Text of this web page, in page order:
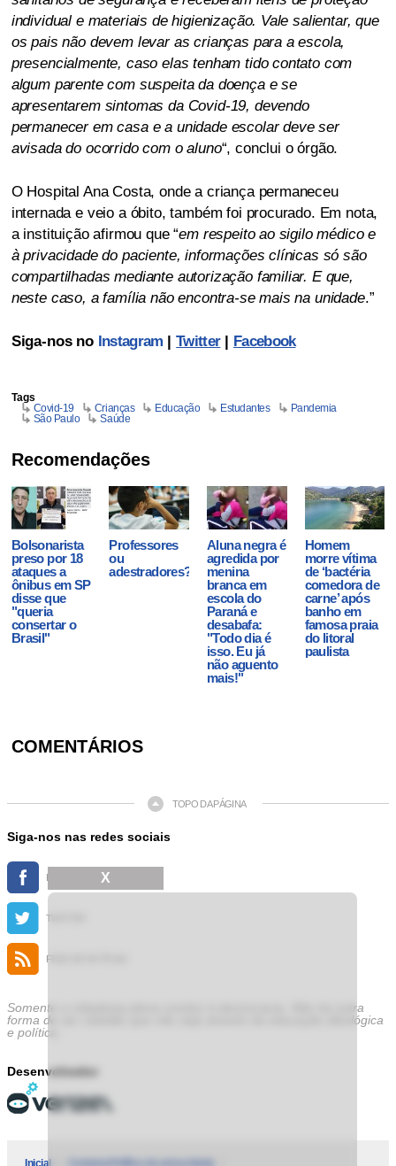
individual e materiais de higienização. Vale salientar, que
os pais não devem levar as crianças para a escola,
presencialmente, caso elas tenham tido contato com
algum parente com suspeita da doença e se
apresentarem sintomas da Covid-19, devendo
permanecer em casa e a unidade escolar deve ser
avisada do ocorrido com o aluno“, conclui o órgão.
O Hospital Ana Costa, onde a criança permaneceu
internada e veio a óbito, também foi procurado. Em nota,
a instituição afirmou que “em respeito ao sigilo médico e
à privacidade do paciente, informações clínicas só são
compartilhadas mediante autorização familiar. E que,
neste caso, a família não encontra-se mais na unidade.”
Siga-nos no Instagram |Twitter| Facebook
Tags
Covid-19
Crianças Educação Estudantes
Pandemia
São Paulo
Saúde
Recomendações
Bolsonarista
preso por 18
ataques a
ônibus em SP
disse que
"queria
consertar o
Brasil"
Professores
ou
adestradores?
Aluna negra é
agredida por
menina
branca em
escola do
Paraná e
desabafa:
"Todo dia é
isso. Eu já
não aguento
mais!"
Homem
morre vítima
de ‘bactéria
comedora de
carne’ após
banho em
famosa praia
do litoral
paulista
COMENTÁRIOS
TOPO DA PÁGINA
Siga-nos nas redes sociais
TWITTER
FEED DE NOTÍCIAS
Somente a cidadania plena conduz à democracia. Não há outra
forma de ser cidadão que não seja através da educação ideológica
e política.
Desenvolvedor
X